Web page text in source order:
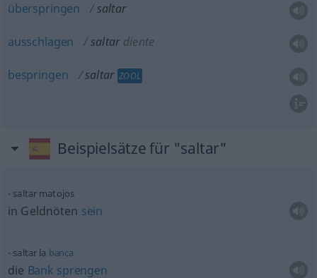
überspringen saltar
ausschlagen saltar diente
bespringen saltar ZOOL
Beispielsätze für "saltar"
saltar matojos
in Geldnöten sein
saltar la banca
die Bank sprengen